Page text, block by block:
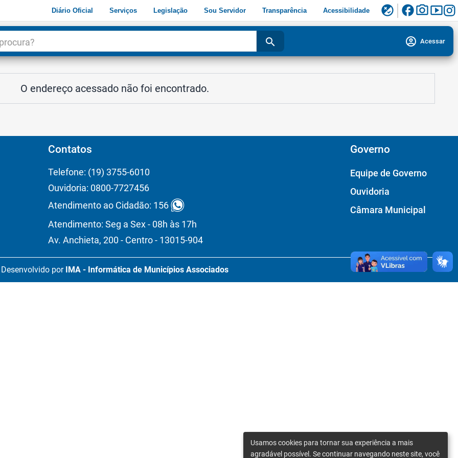
Diário Oficial Serviços Legislação Sou Servidor Transparência Acessibilidade flaky facebookphoto_camerasmart_display
search account_circle Acessar
O endereço acessado não foi encontrado.
Contatos
Telefone: (19) 3755-6010
Ouvidoria: 0800-7727456
Atendimento ao Cidadão: 156
Atendimento: Seg a Sex - 08h às 17h
Av. Anchieta, 200 - Centro - 13015-904
Governo
Equipe de Governo
Ouvidoria
Câmara Municipal
Desenvolvido por IMA - Informática de Municípios Associados
Usamos cookies para tornar sua experiência a mais
agradável possível. Se continuar navegando neste site, você